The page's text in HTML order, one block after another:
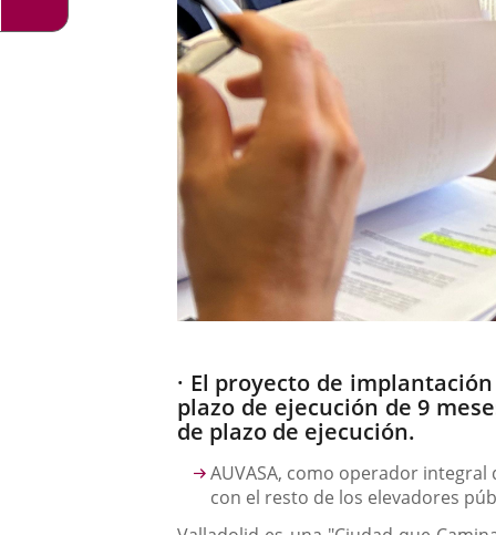
Descripción
· El proyecto de
plazo de ejecución de 9
de plazo de ejecución.
AUVASA, como operador
con el resto de los elevadores